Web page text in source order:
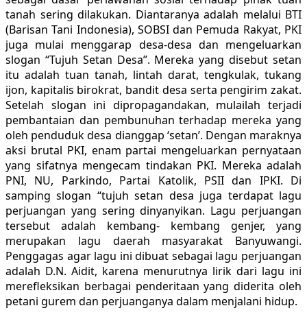
tanah sering dilakukan. Diantaranya adalah melalui BTI
(Barisan Tani Indonesia), SOBSI dan Pemuda Rakyat, PKI
juga mulai menggarap desa-desa dan mengeluarkan
slogan “Tujuh Setan Desa”. Mereka yang disebut setan
itu adalah tuan tanah, lintah darat, tengkulak, tukang
ijon, kapitalis birokrat, bandit desa serta pengirim zakat.
Setelah slogan ini dipropagandakan, mulailah terjadi
pembantaian dan pembunuhan terhadap mereka yang
oleh penduduk desa dianggap ‘setan’. Dengan maraknya
aksi brutal PKI, enam partai mengeluarkan pernyataan
yang sifatnya mengecam tindakan PKI. Mereka adalah
PNI, NU, Parkindo, Partai Katolik, PSII dan IPKI. Di
samping slogan “tujuh setan desa juga terdapat lagu
perjuangan yang sering dinyanyikan. Lagu perjuangan
tersebut adalah kembang- kembang genjer, yang
merupakan lagu daerah masyarakat Banyuwangi.
Penggagas agar lagu ini dibuat sebagai lagu perjuangan
adalah D.N. Aidit, karena menurutnya lirik dari lagu ini
merefleksikan berbagai penderitaan yang diderita oleh
petani gurem dan perjuanganya dalam menjalani hidup.